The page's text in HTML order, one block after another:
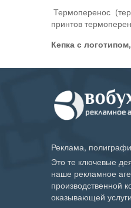
Термоперенос
принтов
Кепка с
Реклама,
Это те ключевые
наше рекламное
производственной
оказывающей